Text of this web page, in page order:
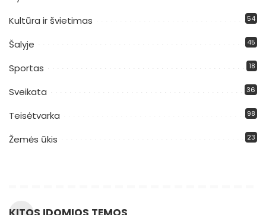
Kultūra ir švietimas 54
Šalyje 45
Sportas 18
Sveikata 36
Teisėtvarka 98
Žemės ūkis 23